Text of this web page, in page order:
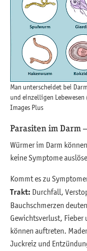
Man unterscheidet bei
und einzelligen
Images Plus
Parasiten im Darm
Würmer im Darm
keine Symptome
Kommt es zu
Trakt: Durchfall,
Bauchschmerzen
Gewichtsverlust, Fieber
können auftreten.
Juckreiz und